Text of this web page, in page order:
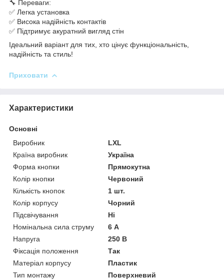
🔧 Переваги:
✅ Легка установка
✅ Висока надійність контактів
✅ Підтримує акуратний вигляд стін
Ідеальний варіант для тих, хто цінує функціональність,
надійність та стиль!
Приховати
Характеристики
Основні
Виробник
LXL
Країна виробник
Україна
Форма кнопки
Прямокутна
Колір кнопки
Червоний
Кількість кнопок
1 шт.
Колір корпусу
Чорний
Підсвічування
Ні
Номінальна сила струму
6 А
Напруга
250 В
Фіксація положення
Так
Матеріал корпусу
Пластик
Тип монтажу
Поверхневий